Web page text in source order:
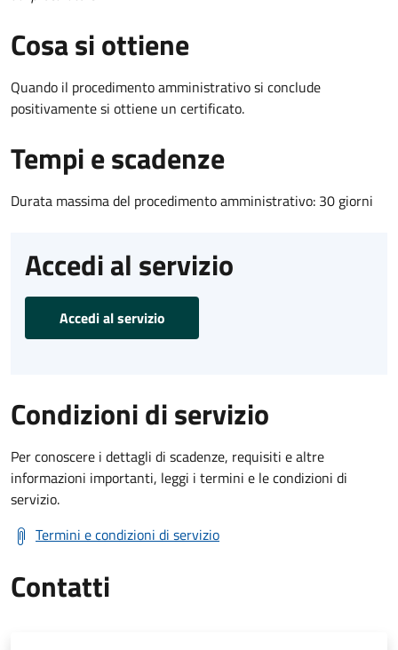
Cosa si ottiene
Quando il procedimento amministrativo si conclude
positivamente si ottiene un certificato.
Tempi e scadenze
Durata massima del procedimento amministrativo: 30 giorni
Accedi al servizio
Accedi al servizio
Condizioni di servizio
Per conoscere i dettagli di scadenze, requisiti e altre
informazioni importanti, leggi i termini e le condizioni di
servizio.
Termini e condizioni di servizio
Contatti